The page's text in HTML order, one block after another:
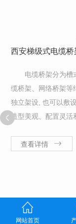
西安梯级式电缆桥
电缆桥架分为槽
缆桥架、网络桥架等
独立架设, 也可以敷
造型美观、配置灵
区，则西安梯级式电
查看详情
网站首页